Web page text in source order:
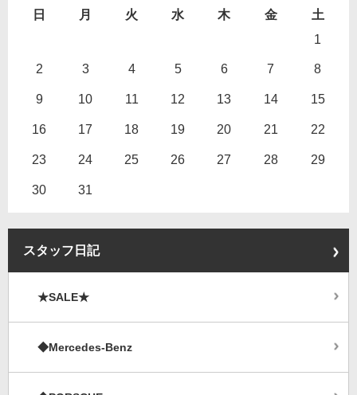
日 月 火 水 木 金
土
1
2 3 4 5 6 7 8
9 10 11 12 13 14 15
16 17 18 19 20 21 22
23 24 25 26 27 28 29
30 31
スタッフ日記
★SALE★
◆Mercedes-Benz